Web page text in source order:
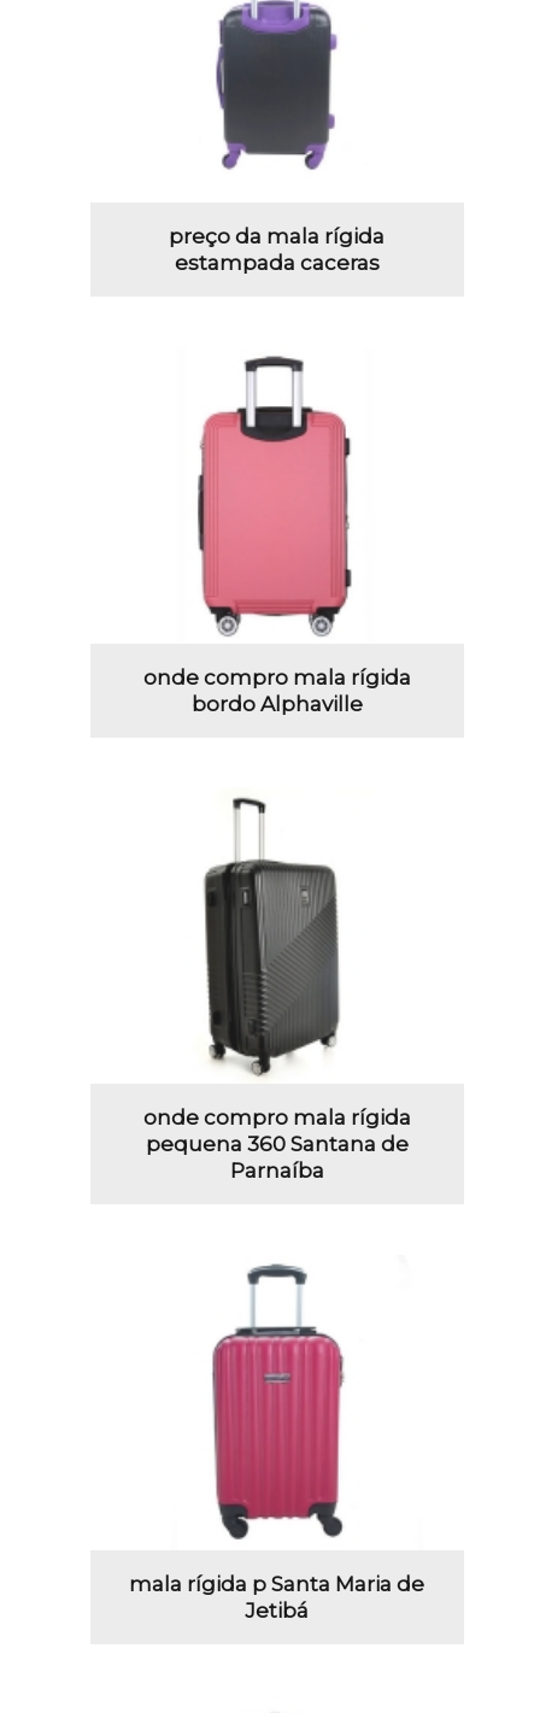
preço da mala rígida
estampada caceras
onde compro mala rígida
bordo Alphaville
onde compro mala rígida
pequena 360 Santana de
Parnaíba
mala rígida p Santa Maria de
Jetibá